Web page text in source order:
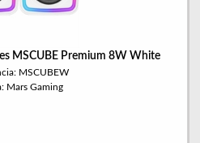
MSCUBE Premium 8W White
MSCUBEW
Mars Gaming